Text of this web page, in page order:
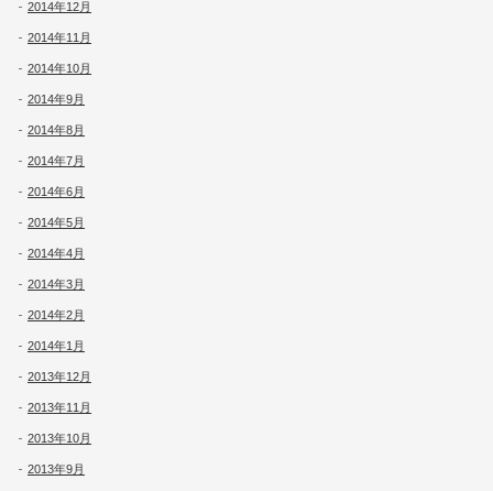
2014年12月
2014年11月
2014年10月
2014年9月
2014年8月
2014年7月
2014年6月
2014年5月
2014年4月
2014年3月
2014年2月
2014年1月
2013年12月
2013年11月
2013年10月
2013年9月